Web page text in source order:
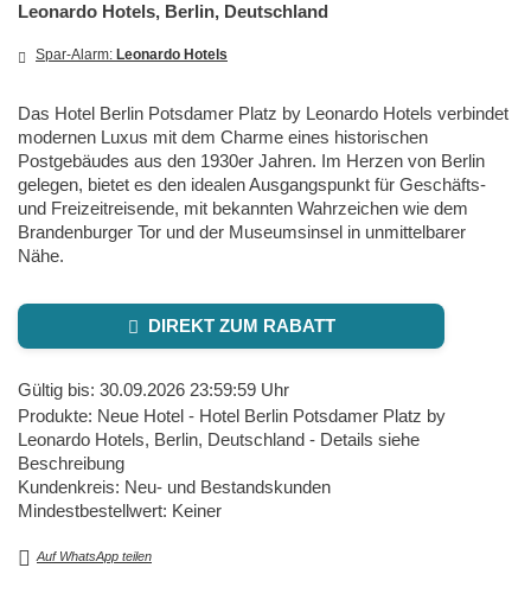
Leonardo Hotels, Berlin, Deutschland
Spar-Alarm: Leonardo Hotels
Das Hotel Berlin Potsdamer Platz by Leonardo Hotels verbindet
modernen Luxus mit dem Charme eines historischen
Postgebäudes aus den 1930er Jahren. Im Herzen von Berlin
gelegen, bietet es den idealen Ausgangspunkt für Geschäfts-
und Freizeitreisende, mit bekannten Wahrzeichen wie dem
Brandenburger Tor und der Museumsinsel in unmittelbarer
Nähe.
DIREKT ZUM RABATT
Gültig bis: 30.09.2026 23:59:59 Uhr
Produkte: Neue Hotel - Hotel Berlin Potsdamer Platz by
Leonardo Hotels, Berlin, Deutschland - Details siehe
Beschreibung
Kundenkreis: Neu- und Bestandskunden
Mindestbestellwert: Keiner
Auf WhatsApp teilen